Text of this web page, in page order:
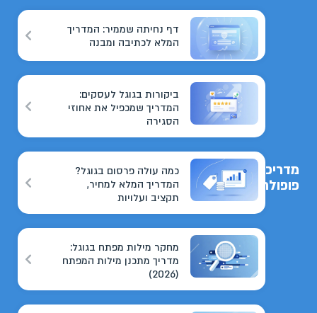
מדריכים
פופולריים
דף נחיתה שממיר: המדריך
המלא לכתיבה ומבנה
ביקורות בגוגל לעסקים:
המדריך שמכפיל את אחוזי
הסגירה
כמה עולה פרסום בגוגל?
המדריך המלא למחיר,
תקציב ועלויות
מחקר מילות מפתח בגוגל:
מדריך מתכנן מילות המפתח
(2026)